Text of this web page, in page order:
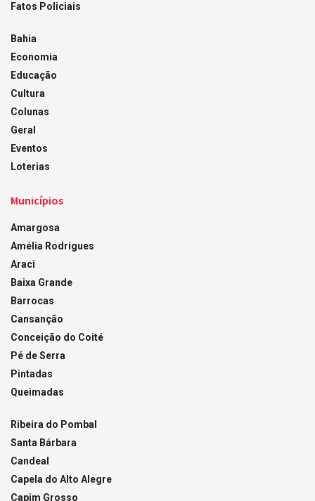
Fatos Policiais
Bahia
Economia
Educação
Cultura
Colunas
Geral
Eventos
Loterias
Municípios
Amargosa
Amélia Rodrigues
Araci
Baixa Grande
Barrocas
Cansanção
Conceição do Coité
Pé de Serra
Pintadas
Queimadas
Ribeira do Pombal
Santa Bárbara
Candeal
Capela do Alto Alegre
Capim Grosso